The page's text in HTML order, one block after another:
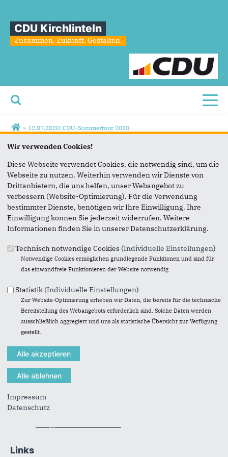
CDU Kirchlinteln
Zusammen. Zukunft. Gestalten.
Sie sind hier
» 12.07.2020: CDU-Sommertour 2020
19Hohen
Originales Bild downloaden
Element 2 von 28
‹ Vorherige|Weiter »
Fußbereich
Anschrift
CDU-Gemeindeverband Kirchlinteln
Eschweg 20
27308Kirchlinteln
Links
Wir verwenden Cookies!
Diese Webseite verwendet Cookies, die notwendig sind, um die
Webseite zu nutzen. Weiterhin verwenden wir Dienste von
Drittanbietern, die uns helfen, unser Webangebot zu
verbessern (Website-Optimierung). Für die Verwendung
bestimmter Dienste, benötigen wir Ihre Einwilligung. Ihre
Einwilligung können Sie jederzeit widerrufen. Weitere
Informationen finden Sie in unserer Datenschutzerklärung.
Technisch notwendige Cookies (Individuelle Einstellungen)
Notwendige Cookies ermöglichen grundlegende Funktionen und sind für
das einwandfreie Funktionieren der Website notwendig.
Statistik (Individuelle Einstellungen)
Zur Website-Optimierung erheben wir Daten, die bereits für die technische
Bereitstellung des Webangebots erforderlich sind. Solche Daten werden
ausschließlich aggregiert und uns als statistische Übersicht zur Verfügung
gestellt.
Impressum
Datenschutz